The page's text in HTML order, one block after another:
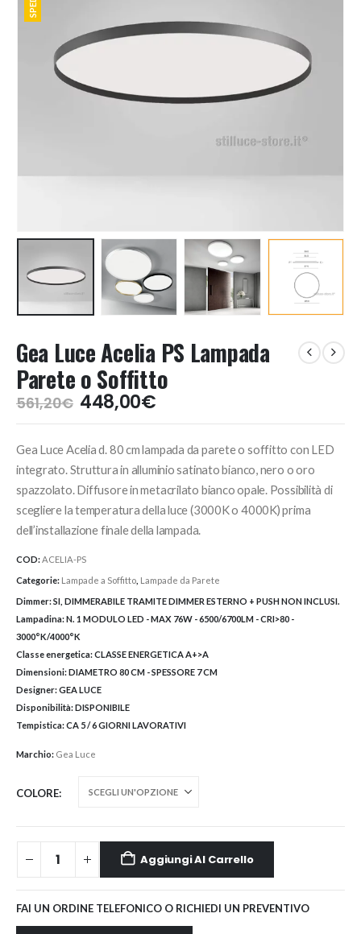
Gea Luce Acelia PS Lampada
Parete o Soffitto
561,20€ Il
prezzo
era:
561,20€.
448,00€Il
prezzo
è:
448,00€.
Gea Luce Acelia d. 80 cm lampada da parete o soffitto con LED
integrato. Struttura in alluminio satinato bianco, nero o oro
spazzolato. Diffusore in metacrilato bianco opale. Possibilità di
scegliere la temperatura della luce (3000K o 4000K) prima
dell’installazione finale della lampada.
COD:ACELIA-PS
Categorie: Lampade a Soffitto Lampade da Parete
Dimmer:SI, DIMMERABILE TRAMITE DIMMER ESTERNO + PUSH NON INCLUSI.
Lampadina:N. 1 MODULO LED - MAX 76W - 6500/6700LM - CRI>80 -
3000°K/4000°K
Classe energetica:CLASSE ENERGETICA A+>A
Dimensioni:DIAMETRO 80 CM - SPESSORE 7 CM
Designer:GEA LUCE
Disponibilità:DISPONIBILE
Tempistica:CA 5 / 6 GIORNI LAVORATIVI
Marchio: Gea Luce
COLORE
Aggiungi Al Carrello
FAI UN ORDINE TELEFONICO O RICHIEDI UN PREVENTIVO